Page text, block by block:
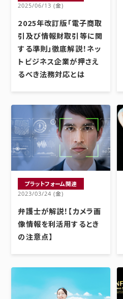
2025/06/13 (金)
2025年改訂版「電子商取
引及び情報財取引等に関
する準則」徹底解説！ネッ
トビジネス企業が押さえ
るべき法務対応とは
プラットフォーム関連
2023/03/24 (金)
弁護士が解説！【カメラ画
像情報を利活用するとき
の注意点】